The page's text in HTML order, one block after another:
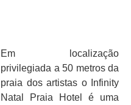
Em localização
privilegiada a 50 metros da
praia dos artistas o Infinity
Natal Praia Hotel é uma